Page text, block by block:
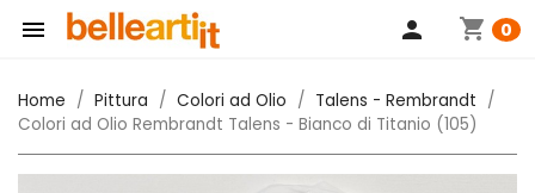
 shopping_cart 0
person
Home Pittura Colori ad Olio
Talens - Rembrandt
Colori ad Olio Rembrandt Talens - Bianco di Titanio (105)